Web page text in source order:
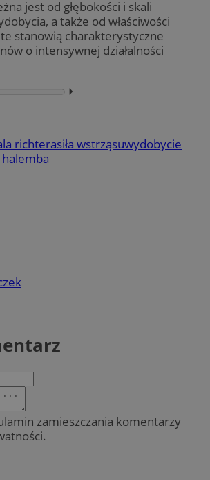
jest od głębokości i skali
a także od właściwości
stanowią charakterystyczne
o intensywnej działalności
⏵︎
richterasiła wstrząsuwydobycie
zamieszczania komentarzy